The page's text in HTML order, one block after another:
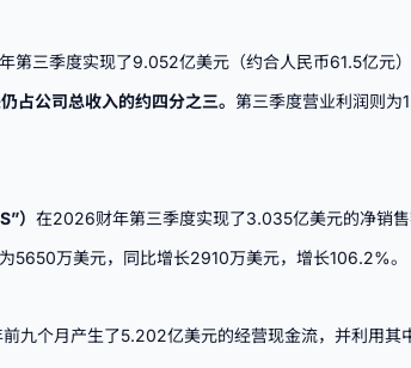
第三季度实现了9.052亿美元（约合人民币61.5亿元
占公司总收入的约四分之三。 第三季度营业利润则
） 在2026财年第三季度实现了3.035亿美元的净销
万美元，同比增长2910万美元，增长106.2%。
九个月产生了5.202亿美元的经营现金流，并利用其